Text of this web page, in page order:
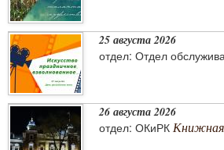
25 августа 2026
отдел: Отдел
26 августа 2026
отдел: ОКиРК